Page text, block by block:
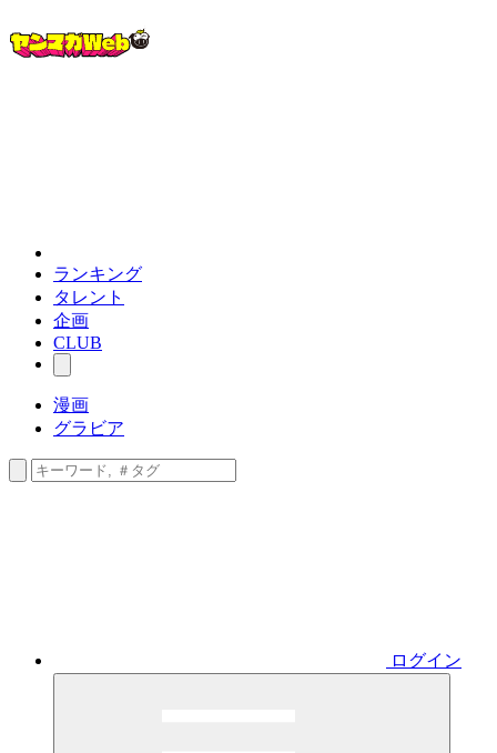
ランキング
タレント
企画
CLUB
漫画
グラビア
ログイン